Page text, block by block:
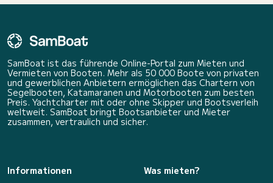
SamBoat ist das führende Online-Portal zum Mieten und
Vermieten von Booten. Mehr als 50 000 Boote von privaten
und gewerblichen Anbietern ermöglichen das Chartern von
Segelbooten, Katamaranen und Motorbooten zum besten
Preis. Yachtcharter mit oder ohne Skipper und Bootsverleih
weltweit. SamBoat bringt Bootsanbieter und Mieter
zusammen, vertraulich und sicher.
Informationen
Was mieten?